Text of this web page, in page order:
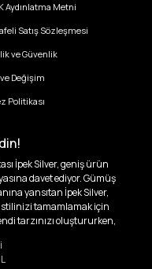
Aydınlatma Metni
Satış Sözleşmesi
ve Güvenlik
Değişim
Politikası
İpek Silver, geniş ürün
davet ediyor. Gümüş
yansıtan İpek Silver,
stilinizi tamamlamak için
tarzınızı oluştururken,
tanışın.